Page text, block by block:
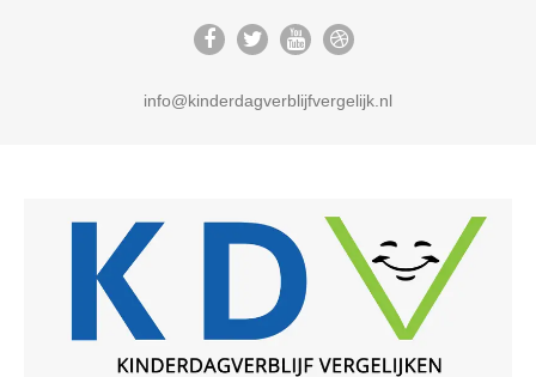
info@kinderdagverblijfvergelijk.nl